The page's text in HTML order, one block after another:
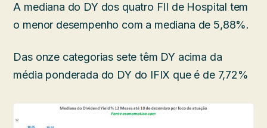
A mediana do DY dos quatro FII de Hospital tem
o menor desempenho com a mediana de 5,88%.
Das onze categorias sete têm DY acima da
média ponderada do DY do IFIX que é de 7,72%